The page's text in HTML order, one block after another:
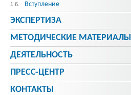
1.6. Вступление
ЭКСПЕРТИЗА
МЕТОДИЧЕСКИE МАТЕРИАЛЫ
ДЕЯТЕЛЬНОСТЬ
ПРЕСС-ЦЕНТР
КОНТАКТЫ